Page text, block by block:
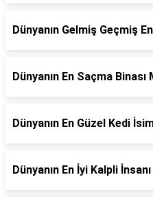
Dünyanın Gelmiş Geçmiş
Dünyanın En Saçma
Dünyanın En Güzel Kedi
Dünyanın En İyi Kalpli İnsanı